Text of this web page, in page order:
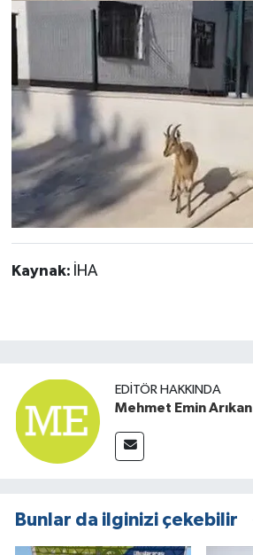
Kaynak: İHA
EDITÖR HAKKINDA
Mehmet Emin Arıkan
Bunlar da ilginizi çekebilir